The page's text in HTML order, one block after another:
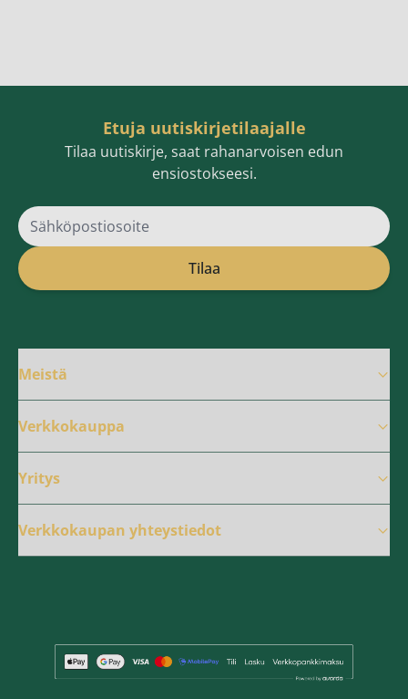
Etuja uutiskirjetilaajalle
Tilaa uutiskirje, saat rahanarvoisen edun
ensiostokseesi.
Sähköpostiosoite
Tilaa
Meistä
Verkkokauppa
Yritys
Verkkokaupan yhteystiedot